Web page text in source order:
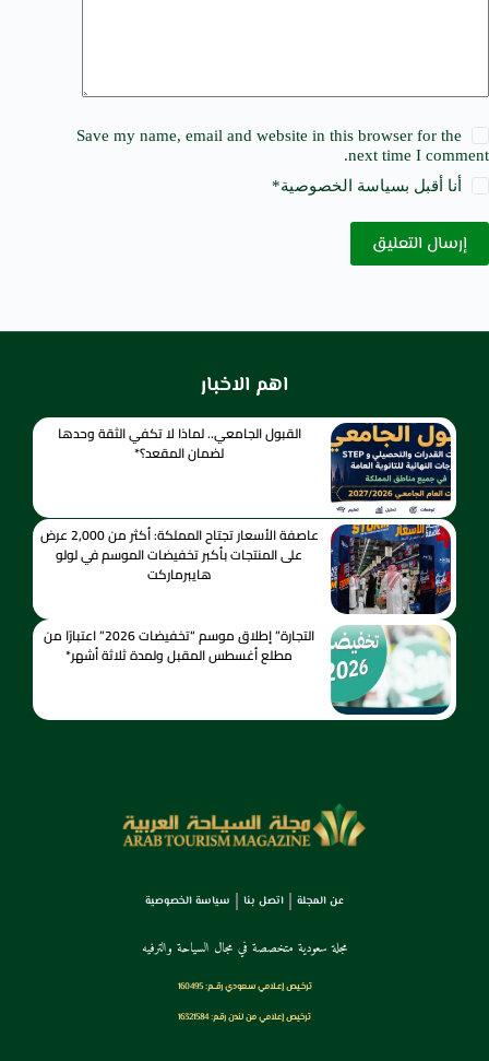
Save my name, email and website in this browser for the
next time I comment.
أنا أقبل بسياسة الخصوصية*
إرسال التعليق
اهم الاخبار
القبول الجامعي.. لماذا لا تكفي الثقة وحدها
لضمان المقعد؟*
عاصفة الأسعار تجتاح المملكة: أكثر من 2,000 عرض
على المنتجات بأكبر تخفيضات الموسم في لولو
هايبرماركت
التجارة” إطلاق موسم “تخفيضات 2026” اعتبارًا من
مطلع أغسطس المقبل ولمدة ثلاثة أشهر*
عن المجلة اتصل بنا سياسة الخصوصية
مجلة سعودية متخصصة في مجال السياحة والترفيه
ترخـيص إعـلامي سـعودي رقــم: 160495
ترخيص إعلامي من لندن رقم: 16321584